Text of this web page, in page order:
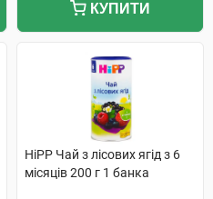
КУПИТИ
HiPP Чай з лісових ягід з 6
місяців 200 г 1 банка